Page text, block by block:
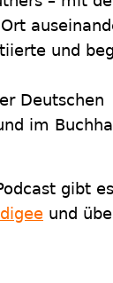
und
Deutschen
im
gibt
und